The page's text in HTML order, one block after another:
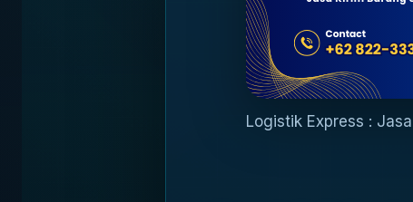
Logistik Express :